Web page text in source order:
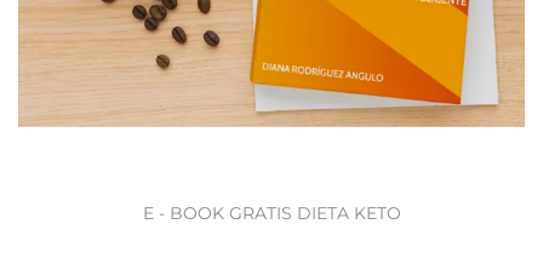
E - BOOK GRATIS DIETA KETO